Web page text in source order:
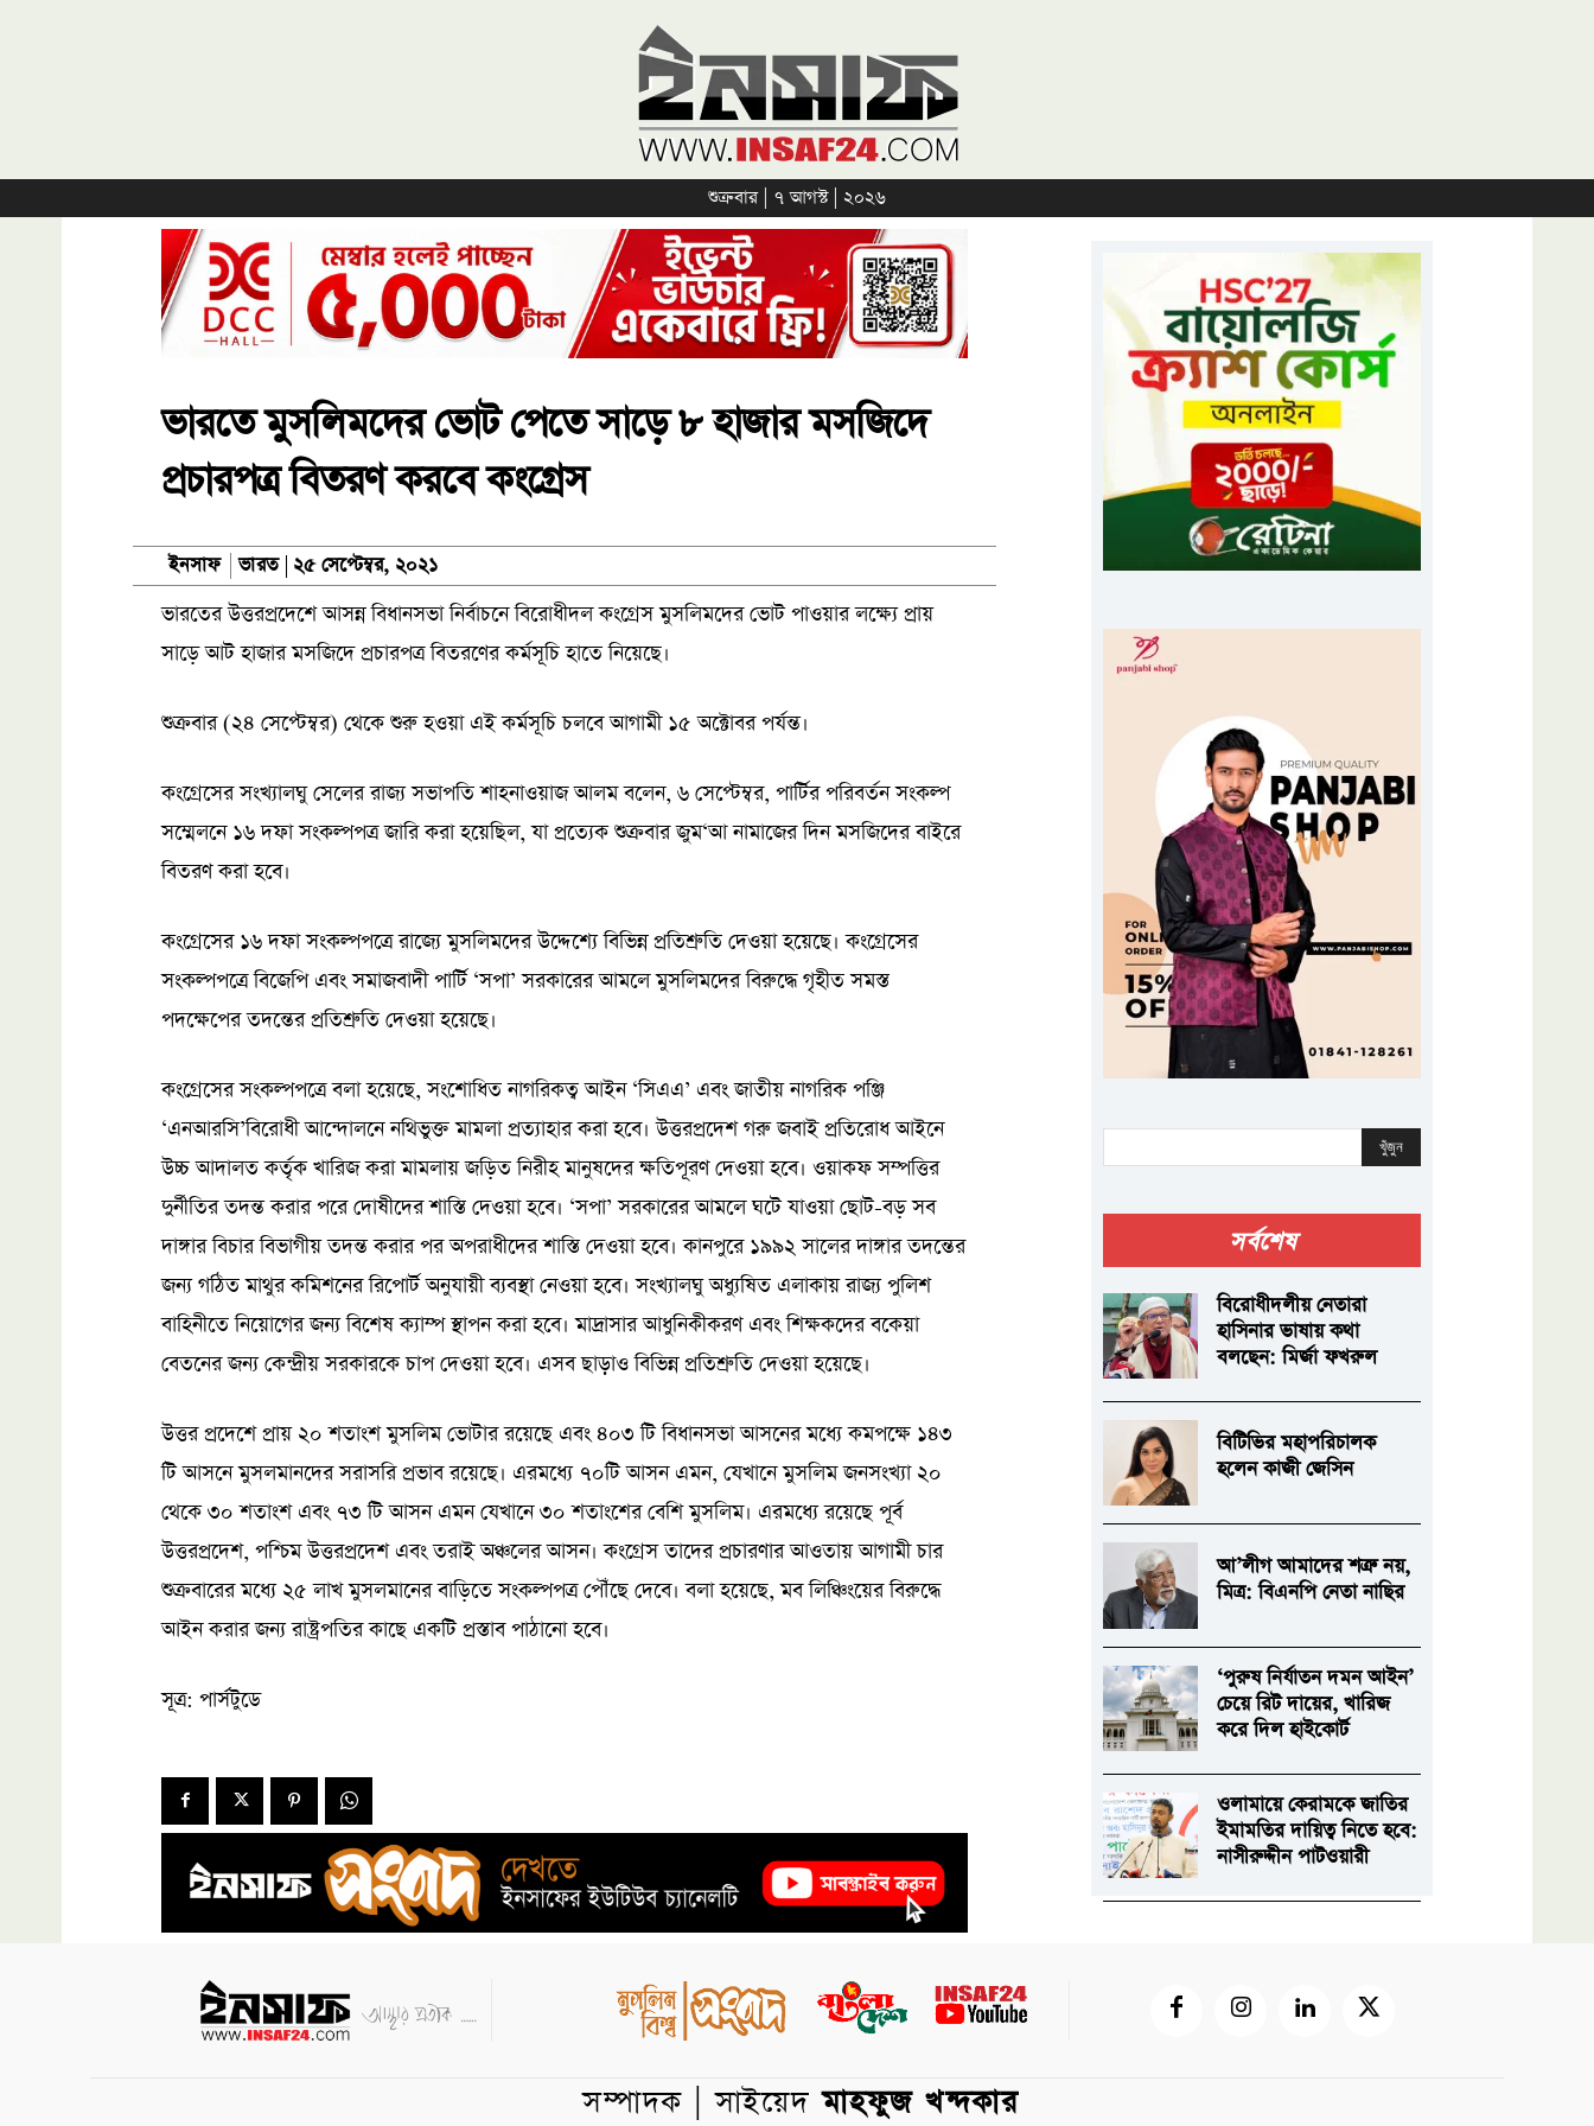
শুক্রবার | ৭ আগস্ট | ২০২৬
ভারতে মুসলিমদের ভোট পেতে সাড়ে ৮ হাজার মসজিদে
প্রচারপত্র বিতরণ করবে কংগ্রেস
ইনসাফ ভারত ২৫ সেপ্টেম্বর, ২০২১
ভারতের উত্তরপ্রদেশে আসন্ন বিধানসভা নির্বাচনে বিরোধীদল কংগ্রেস মুসলিমদের ভোট পাওয়ার লক্ষ্যে প্রায়
সাড়ে আট হাজার মসজিদে প্রচারপত্র বিতরণের কর্মসূচি হাতে নিয়েছে।
শুক্রবার (২৪ সেপ্টেম্বর) থেকে শুরু হওয়া এই কর্মসূচি চলবে আগামী ১৫ অক্টোবর পর্যন্ত।
কংগ্রেসের সংখ্যালঘু সেলের রাজ্য সভাপতি শাহনাওয়াজ আলম বলেন, ৬ সেপ্টেম্বর, পার্টির পরিবর্তন সংকল্প
সম্মেলনে ১৬ দফা সংকল্পপত্র জারি করা হয়েছিল, যা প্রত্যেক শুক্রবার জুম‘আ নামাজের দিন মসজিদের বাইরে
বিতরণ করা হবে।
কংগ্রেসের ১৬ দফা সংকল্পপত্রে রাজ্যে মুসলিমদের উদ্দেশ্যে বিভিন্ন প্রতিশ্রুতি দেওয়া হয়েছে। কংগ্রেসের
সংকল্পপত্রে বিজেপি এবং সমাজবাদী পার্টি ‘সপা’ সরকারের আমলে মুসলিমদের বিরুদ্ধে গৃহীত সমস্ত
পদক্ষেপের তদন্তের প্রতিশ্রুতি দেওয়া হয়েছে।
কংগ্রেসের সংকল্পপত্রে বলা হয়েছে, সংশোধিত নাগরিকত্ব আইন ‘সিএএ’ এবং জাতীয় নাগরিক পঞ্জি
‘এনআরসি’বিরোধী আন্দোলনে নথিভুক্ত মামলা প্রত্যাহার করা হবে। উত্তরপ্রদেশ গরু জবাই প্রতিরোধ আইনে
উচ্চ আদালত কর্তৃক খারিজ করা মামলায় জড়িত নিরীহ মানুষদের ক্ষতিপূরণ দেওয়া হবে। ওয়াকফ সম্পত্তির
দুর্নীতির তদন্ত করার পরে দোষীদের শাস্তি দেওয়া হবে। ‘সপা’ সরকারের আমলে ঘটে যাওয়া ছোট-বড় সব
দাঙ্গার বিচার বিভাগীয় তদন্ত করার পর অপরাধীদের শাস্তি দেওয়া হবে। কানপুরে ১৯৯২ সালের দাঙ্গার তদন্তের
জন্য গঠিত মাথুর কমিশনের রিপোর্ট অনুযায়ী ব্যবস্থা নেওয়া হবে। সংখ্যালঘু অধ্যুষিত এলাকায় রাজ্য পুলিশ
বাহিনীতে নিয়োগের জন্য বিশেষ ক্যাম্প স্থাপন করা হবে। মাদ্রাসার আধুনিকীকরণ এবং শিক্ষকদের বকেয়া
বেতনের জন্য কেন্দ্রীয় সরকারকে চাপ দেওয়া হবে। এসব ছাড়াও বিভিন্ন প্রতিশ্রুতি দেওয়া হয়েছে।
উত্তর প্রদেশে প্রায় ২০ শতাংশ মুসলিম ভোটার রয়েছে এবং ৪০৩ টি বিধানসভা আসনের মধ্যে কমপক্ষে ১৪৩
টি আসনে মুসলমানদের সরাসরি প্রভাব রয়েছে। এরমধ্যে ৭০টি আসন এমন, যেখানে মুসলিম জনসংখ্যা ২০
থেকে ৩০ শতাংশ এবং ৭৩ টি আসন এমন যেখানে ৩০ শতাংশের বেশি মুসলিম। এরমধ্যে রয়েছে পূর্ব
উত্তরপ্রদেশ, পশ্চিম উত্তরপ্রদেশ এবং তরাই অঞ্চলের আসন। কংগ্রেস তাদের প্রচারণার আওতায় আগামী চার
শুক্রবারের মধ্যে ২৫ লাখ মুসলমানের বাড়িতে সংকল্পপত্র পৌঁছে দেবে। বলা হয়েছে, মব লিঞ্চিংয়ের বিরুদ্ধে
আইন করার জন্য রাষ্ট্রপতির কাছে একটি প্রস্তাব পাঠানো হবে।
সূত্র: পার্সটুডে
খুঁজুন
সর্বশেষ
বিরোধীদলীয় নেতারা
হাসিনার ভাষায় কথা
বলছেন: মির্জা ফখরুল
বিটিভির মহাপরিচালক
হলেন কাজী জেসিন
আ’লীগ আমাদের শত্রু নয়,
মিত্র: বিএনপি নেতা নাছির
‘পুরুষ নির্যাতন দমন আইন’
চেয়ে রিট দায়ের, খারিজ
করে দিল হাইকোর্ট
ওলামায়ে কেরামকে জাতির
ইমামতির দায়িত্ব নিতে হবে:
নাসীরুদ্দীন পাটওয়ারী
সম্পাদক | সাইয়েদমাহফুজ খন্দকার